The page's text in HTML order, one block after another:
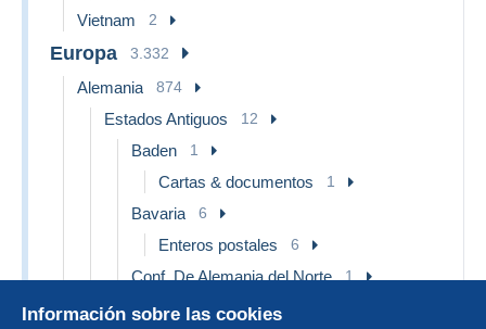
Vietnam 2
Europa 3.332
Alemania 874
Estados Antiguos 12
Baden 1
Cartas & documentos 1
Bavaria 6
Enteros postales 6
Conf. De Alemania del Norte 1
Cartas & documentos
Información sobre las cookies